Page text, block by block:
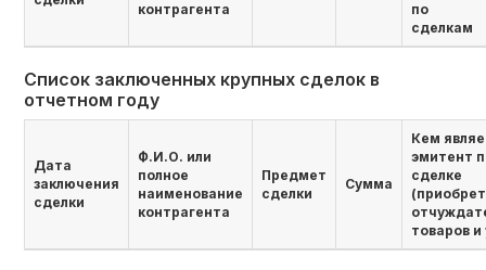
контрагента
по
сделкам
Список заключенных крупных сделок в
отчетном году
Дата
заключения
сделки
Ф.И.О. или
полное
наименование
контрагента
Предмет
сделки
Сумма
Кем
эмитент
сделке
товаров и